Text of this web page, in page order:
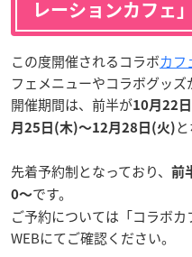
レーションカフェ
この度開催されるコラボカフ
フェメニューやコラボグッズ
開催期間は、前半が10月22
月25日(木)〜12月28日(火)
先着予約制となっており、
前
0〜です。
ご予約については「コラボ
WEBにてご確認ください。